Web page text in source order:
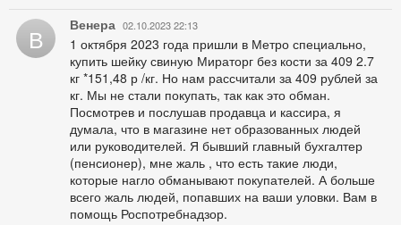
В Венера 02.10.2023 22:13
1 октября 2023 года пришли в Метро специально,
купить шейку свиную Мираторг без кости за 409 2.7
кг *151,48 р /кг. Но нам рассчитали за 409 рублей за
кг. Мы не стали покупать, так как это обман.
Посмотрев и послушав продавца и кассира, я
думала, что в магазине нет образованных людей
или руководителей. Я бывший главный бухгалтер
(пенсионер), мне жаль , что есть такие люди,
которые нагло обманывают покупателей. А больше
всего жаль людей, попавших на ваши уловки. Вам в
помощь Роспотребнадзор.